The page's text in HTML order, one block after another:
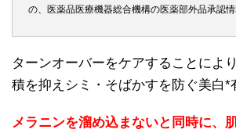
の、医薬品医療機器総合機構の医薬部外品承認
ターンオーバーをケアすることによ
積を抑えシミ・そばかすを防ぐ美白*
メラニンを溜め込まないと同時に、